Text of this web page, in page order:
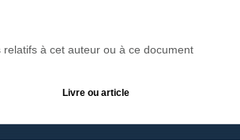
relatifs à cet auteur ou à ce document
Livre ou article